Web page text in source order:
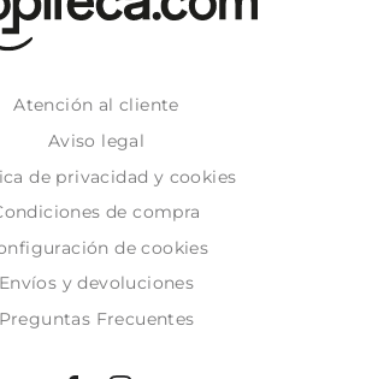
Atención al cliente
Aviso legal
de privacidad y cookies
de compra
de cookies
Envíos y devoluciones
Preguntas Frecuentes